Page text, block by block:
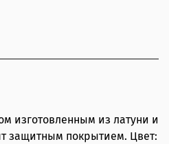
изготовленным из латуни и
защитным покрытием. Цвет: